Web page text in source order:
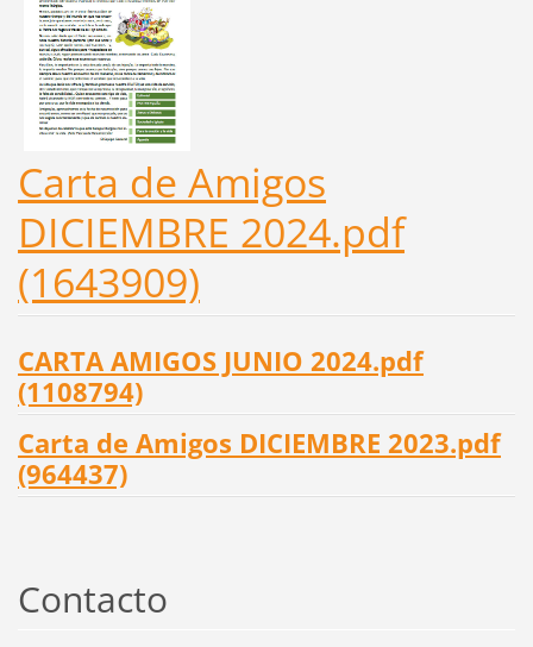
Carta de Amigos
DICIEMBRE 2024.pdf
(1643909)
CARTA AMIGOS JUNIO 2024.pdf
(1108794)
Carta de Amigos DICIEMBRE 2023.pdf
(964437)
Contacto